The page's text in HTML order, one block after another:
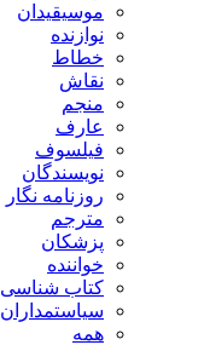
موسیقیدان
نوازنده
خطاط
نقاش
منجم
عارف
فیلسوف
نویسندگان
روزنامه نگار
مترجم
پزشکان
خواننده
کتاب شناسی
سیاستمداران
همه